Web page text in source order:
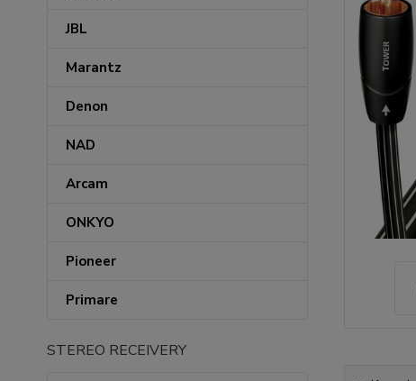
JBL
Marantz
Denon
NAD
Arcam
ONKYO
Pioneer
Primare
STEREO RECEIVERY